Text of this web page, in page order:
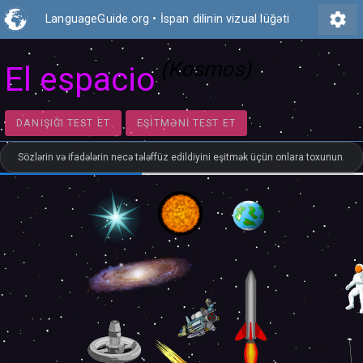
LanguageGuide.org • İspan dilinin vizual lüğəti settings
El espacio (Kosmos)
DANIŞIĞI TEST ET EŞITMƏNI TEST ET
Sözlərin və ifadələrin necə tələffüz edildiyini eşitmək üçün onlara toxunun.